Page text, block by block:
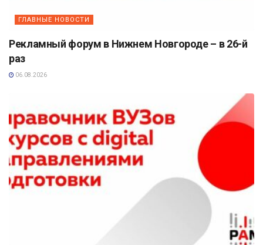
ГЛАВНЫЕ НОВОСТИ
Рекламный форум в Нижнем Новгороде – в 26-й
раз
06.08.2026